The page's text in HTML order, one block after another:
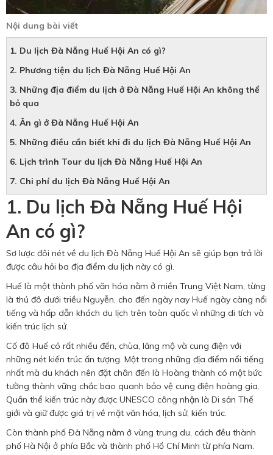
Nội dung bài viết
1. Du lịch Đà Nẵng Huế Hội An có gì?
2. Phương tiện du lịch Đà Nẵng Huế Hội An
3. Những địa điểm du lịch ở Đà Nẵng Huế Hội An không thể
bỏ qua
4. Ăn gì ở Đà Nẵng Huế Hội An
5. Những điều cần biết khi đi du lịch Đà Nẵng Huế Hội An
6. Lịch trình Tour du lịch Đà Nẵng Huế Hội An
7. Chi phí du lịch Đà Nẵng Huế Hội An
1. Du lịch Đà Nẵng Huế Hội
An có gì?
Sơ lược đôi nét về du lịch Đà Nẵng Huế Hội An sẽ giúp bạn trả lời
được câu hỏi ba địa điểm du lịch này có gì.
Huế là một thành phố văn hóa nằm ở miền Trung Việt Nam, từng
là thủ đô dưới triều Nguyễn, cho đến ngày nay Huế ngày càng nổi
tiếng và hấp dẫn khách du lịch trên toàn quốc vì những di tích và
kiến ​​trúc lịch sử.
Cố đô Huế có rất nhiều đền, chùa, lăng mộ và cung điện với
những nét kiến ​​trúc ấn tượng. Một trong những địa điểm nổi tiếng
nhất mà du khách nên đặt chân đến là Hoàng thành có một bức
tường thành vững chắc bao quanh bảo vệ cung điện hoàng gia.
Quần thể kiến trúc này được UNESCO công nhận là Di sản Thế
giới và giữ được giá trị về mặt văn hóa, lịch sử, kiến trúc.
Còn thành phố Đà Nẵng nằm ở vùng trung du, cách đều thành
phố Hà Nội ở phía Bắc và thành phố Hồ Chí Minh từ phía Nam.